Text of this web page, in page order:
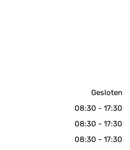
Gesloten
08:30 - 17:30
08:30 - 17:30
08:30 - 17:30